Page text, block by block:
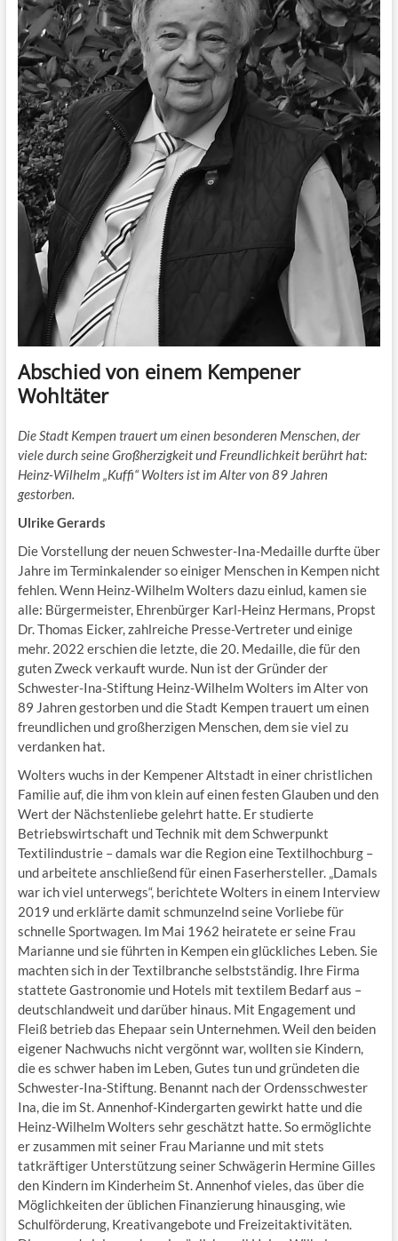
Abschied von einem Kempener
Wohltäter
Die Stadt Kempen trauert um einen besonderen Menschen, der
viele durch seine Großherzigkeit und Freundlichkeit berührt hat:
Heinz-Wilhelm „Kuffi“ Wolters ist im Alter von 89 Jahren
gestorben.
Ulrike Gerards
Die Vorstellung der neuen Schwester-Ina-Medaille durfte über
Jahre im Terminkalender so einiger Menschen in Kempen nicht
fehlen. Wenn Heinz-Wilhelm Wolters dazu einlud, kamen sie
alle: Bürgermeister, Ehrenbürger Karl-Heinz Hermans, Propst
Dr. Thomas Eicker, zahlreiche Presse-Vertreter und einige
mehr. 2022 erschien die letzte, die 20. Medaille, die für den
guten Zweck verkauft wurde. Nun ist der Gründer der
Schwester-Ina-Stiftung Heinz-Wilhelm Wolters im Alter von
89 Jahren gestorben und die Stadt Kempen trauert um einen
freundlichen und großherzigen Menschen, dem sie viel zu
verdanken hat.
Wolters wuchs in der Kempener Altstadt in einer christlichen
Familie auf, die ihm von klein auf einen festen Glauben und den
Wert der Nächstenliebe gelehrt hatte. Er studierte
Betriebswirtschaft und Technik mit dem Schwerpunkt
Textilindustrie – damals war die Region eine Textilhochburg –
und arbeitete anschließend für einen Faserhersteller. „Damals
war ich viel unterwegs“, berichtete Wolters in einem Interview
2019 und erklärte damit schmunzelnd seine Vorliebe für
schnelle Sportwagen. Im Mai 1962 heiratete er seine Frau
Marianne und sie führten in Kempen ein glückliches Leben. Sie
machten sich in der Textilbranche selbstständig. Ihre Firma
stattete Gastronomie und Hotels mit textilem Bedarf aus –
deutschlandweit und darüber hinaus. Mit Engagement und
Fleiß betrieb das Ehepaar sein Unternehmen. Weil den beiden
eigener Nachwuchs nicht vergönnt war, wollten sie Kindern,
die es schwer haben im Leben, Gutes tun und gründeten die
Schwester-Ina-Stiftung. Benannt nach der Ordensschwester
Ina, die im St. Annenhof-Kindergarten gewirkt hatte und die
Heinz-Wilhelm Wolters sehr geschätzt hatte. So ermöglichte
er zusammen mit seiner Frau Marianne und mit stets
tatkräftiger Unterstützung seiner Schwägerin Hermine Gilles
den Kindern im Kinderheim St. Annenhof vieles, das über die
Möglichkeiten der üblichen Finanzierung hinausging, wie
Schulförderung, Kreativangebote und Freizeitaktivitäten.